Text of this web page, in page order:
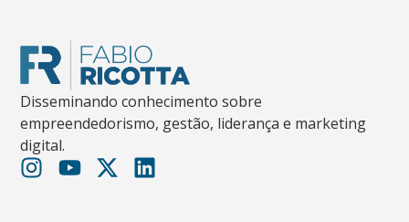
Disseminando conhecimento sobre
empreendedorismo, gestão, liderança e marketing
digital.